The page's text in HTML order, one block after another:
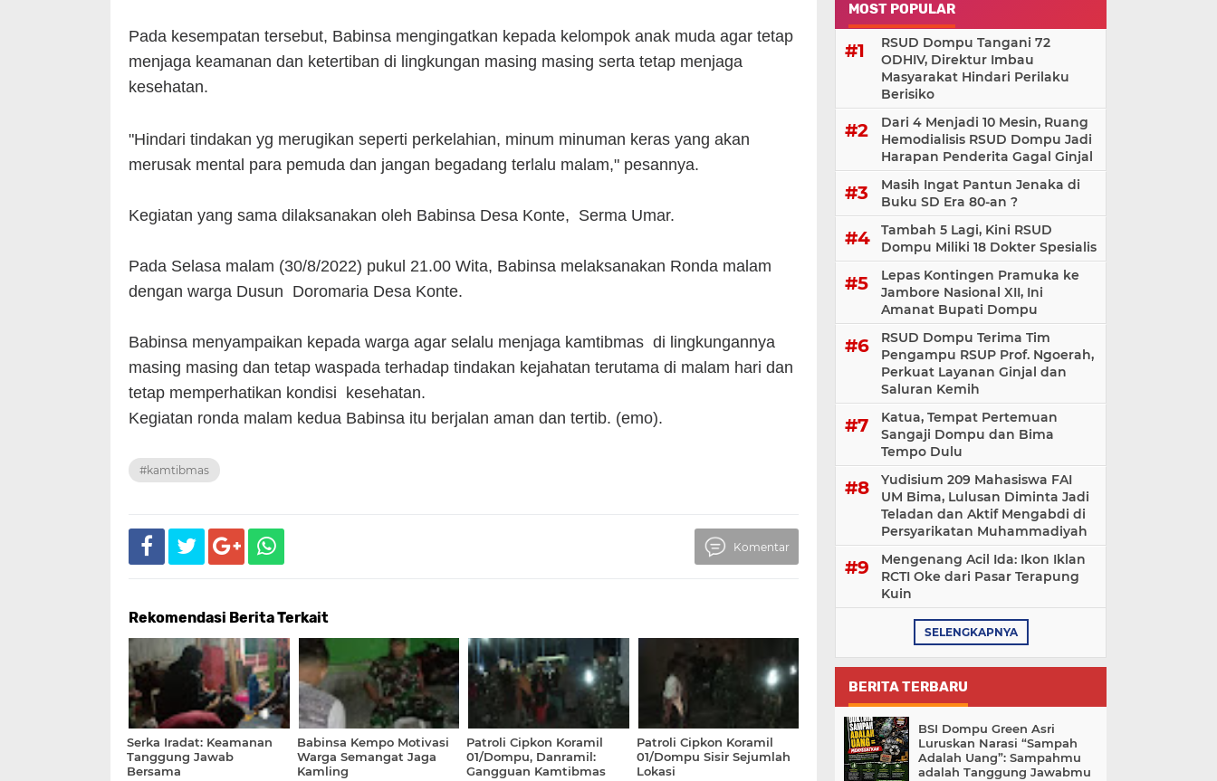
Pada kesempatan tersebut, Babinsa mengingatkan kepada kelompok anak muda agar tetap
menjaga keamanan dan ketertiban di lingkungan masing masing serta tetap menjaga
kesehatan.
"Hindari tindakan yg merugikan seperti perkelahian, minum minuman keras yang akan
merusak mental para pemuda dan jangan begadang terlalu malam," pesannya.
Kegiatan yang sama dilaksanakan oleh Babinsa Desa Konte, Serma Umar.
Pada Selasa malam (30/8/2022) pukul 21.00 Wita, Babinsa melaksanakan Ronda malam
dengan warga Dusun Doromaria Desa Konte.
Babinsa menyampaikan kepada warga agar selalu menjaga kamtibmas di lingkungannya
masing masing dan tetap waspada terhadap tindakan kejahatan terutama di malam hari dan
tetap memperhatikan kondisi kesehatan.
Kegiatan ronda malam kedua Babinsa itu berjalan aman dan tertib. (emo).
#kamtibmas
Komentar
Rekomendasi Berita Terkait
Serka Iradat: Keamanan
Tanggung Jawab
Bersama
Babinsa Kempo Motivasi
Warga Semangat Jaga
Kamling
Patroli Cipkon Koramil
01/Dompu, Danramil:
Gangguan Kamtibmas
Patroli Cipkon Koramil
01/Dompu Sisir Sejumlah
Lokasi
MOST POPULAR
RSUD Dompu Tangani 72
ODHIV, Direktur Imbau
Masyarakat Hindari Perilaku
Berisiko
Dari 4 Menjadi 10 Mesin, Ruang
Hemodialisis RSUD Dompu Jadi
Harapan Penderita Gagal Ginjal
Masih Ingat Pantun Jenaka di
Buku SD Era 80-an ?
Tambah 5 Lagi, Kini RSUD
Dompu Miliki 18 Dokter Spesialis
Lepas Kontingen Pramuka ke
Jambore Nasional XII, Ini
Amanat Bupati Dompu
RSUD Dompu Terima Tim
Pengampu RSUP Prof. Ngoerah,
Perkuat Layanan Ginjal dan
Saluran Kemih
Katua, Tempat Pertemuan
Sangaji Dompu dan Bima
Tempo Dulu
Yudisium 209 Mahasiswa FAI
UM Bima, Lulusan Diminta Jadi
Teladan dan Aktif Mengabdi di
Persyarikatan Muhammadiyah
Mengenang Acil Ida: Ikon Iklan
RCTI Oke dari Pasar Terapung
Kuin
SELENGKAPNYA
BERITA TERBARU
BSI Dompu Green Asri
Luruskan Narasi “Sampah
Adalah Uang”: Sampahmu
adalah Tanggung Jawabmu